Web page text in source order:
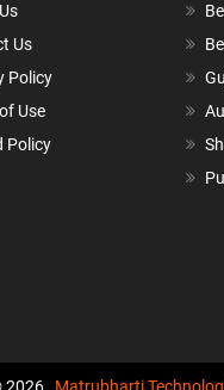
Us
Policy
Use
Policy